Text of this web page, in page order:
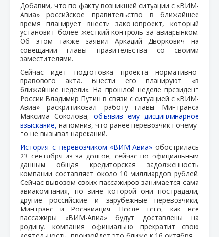
Добавим, что по факту возникшей ситуации с «ВИМ-
Авиа» российское правительство в ближайшее
время планирует внести законопроект, который
установит более жесткий контроль за авиарынком.
Об этом также заявил Аркадий Дворкович на
совещании главы правительства со своими
заместителями.
Сейчас идет подготовка проекта нормативно-
правового акта. Внести его планируют «в
ближайшие недели». На прошлой неделе президент
России Владимир Путин в связи с ситуацией с «ВИМ-
Авиа» раскритиковал работу главы Минтранса
Максима Соколова, объявив ему дисциплинарное
взыскание,напомнив, что ранее перевозчик почему-
то не вызывал нареканий.
История с перевозчиком «ВИМ-Авиа» обострилась
23 сентября из-за долгов, сейчас по официальным
данным общая кредиторская задолженность
компании составляет около 10 миллиардов рублей.
Сейчас вывозом своих пассажиров занимается сама
авиакомпания, по вине которой они пострадали,
другие российские и зарубежные перевозчики,
Минтранс и Росавиация. После того, как все
пассажиры «ВИМ-Авиа» будут доставлены на
родину, компания официально прекратит свою
деятельность, произойдет это ближе к 16 октября.